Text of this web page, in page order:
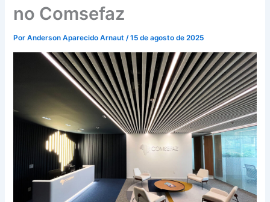
no Comsefaz
PorAnderson Aparecido Arnaut/15 de agosto de 2025